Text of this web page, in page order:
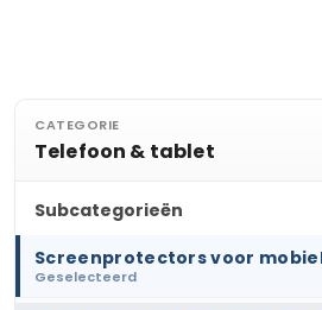
CATEGORIE
Telefoon & tablet
Subcategorieën
Screenprotectors voor
Geselecteerd